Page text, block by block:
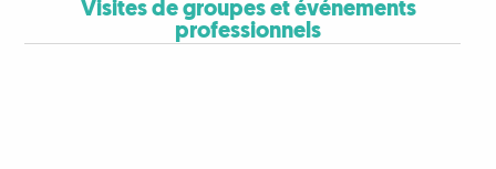
Visites de groupes et événements
professionnels